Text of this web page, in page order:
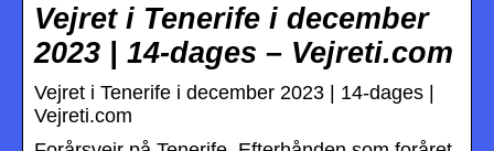
Vejret i Tenerife i december
2023 | 14-dages – Vejreti.com
Vejret i Tenerife i december 2023 | 14-dages |
Vejreti.com